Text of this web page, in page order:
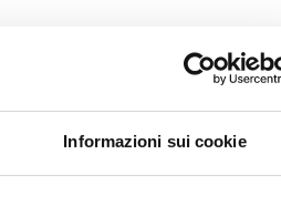
Informazioni sui cookie
motori progettati su misura
o sovradimensionamenti.In